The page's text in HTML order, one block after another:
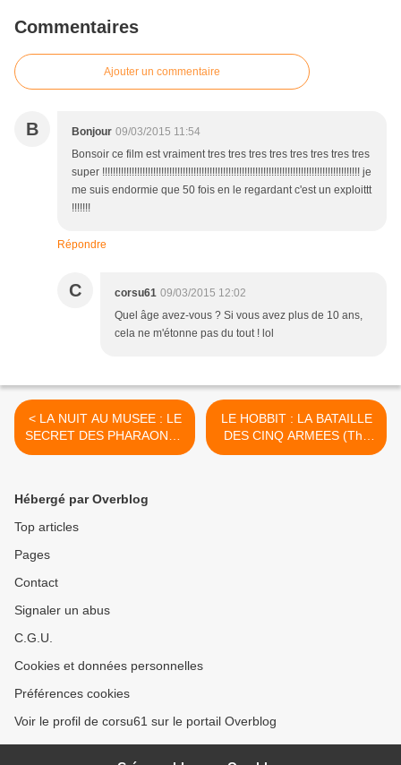
Commentaires
Ajouter un commentaire
B Bonjour 09/03/2015 11:54
Bonsoir ce film est vraiment tres tres tres tres tres tres tres tres
super !!!!!!!!!!!!!!!!!!!!!!!!!!!!!!!!!!!!!!!!!!!!!!!!!!!!!!!!!!!!!!!!!!!!!!!!!!!!!!!!!!!!!!!!!!!!!!!! je
me suis endormie que 50 fois en le regardant c'est un exploittt
!!!!!!!
Répondre
C corsu61 09/03/2015 12:02
Quel âge avez-vous ? Si vous avez plus de 10 ans,
cela ne m'étonne pas du tout ! lol
< LA NUIT AU MUSEE : LE
SECRET DES PHARAONS (
Night at the Museum 3 :
LE HOBBIT : LA BATAILLE
DES CINQ ARMEES (The
Hobbit: The Battle of the
Hébergé par Overblog
Top articles
Pages
Contact
Signaler un abus
C.G.U.
Cookies et données personnelles
Préférences cookies
Voir le profil de corsu61 sur le portail Overblog